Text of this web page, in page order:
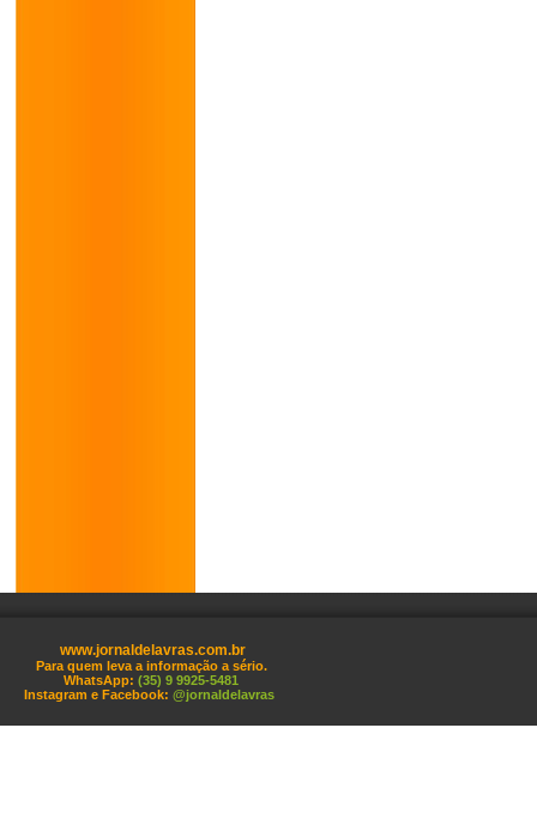
www.jornaldelavras.com.br
Para quem leva a informação a sério.
WhatsApp: (35) 9 9925-5481
Instagram e Facebook: @jornaldelavras